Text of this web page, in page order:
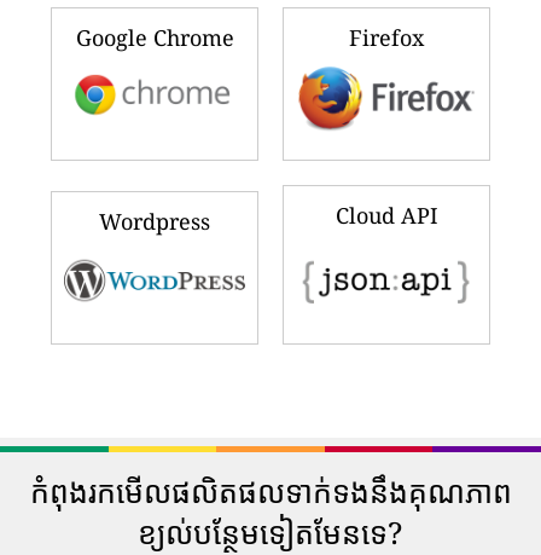
Google Chrome Firefox
Wordpress Cloud API
កំពុងរកមើលផលិតផលទាក់ទងនឹងគុណភាព
ខ្យល់បន្ថែមទៀតមែនទេ?